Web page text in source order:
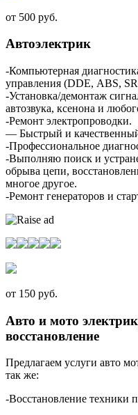
от 500 руб.
Автоэлектрик
-Компьютерная
управления (DDЕ, АВS,
-Установка/демонтаж
автозвука, ксенона и
-Ремонт электропроводки.
— Быстрый и
-Профессиональное
-Выполняю поиск и
обрыва цепи,
многое другое.
-Ремонт генераторов и
от 150 руб.
Авто и мото
восстановление
Предлагаем услуги авто
так же:
-Восстановление техники